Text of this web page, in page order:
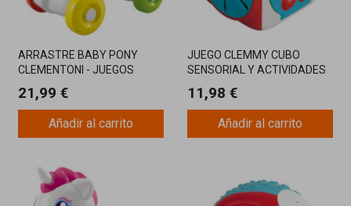
ARRASTRE BABY PONY
CLEMENTONI - JUEGOS
21,99 €
Añadir al carrito
JUEGO CLEMMY CUBO
SENSORIAL Y ACTIVIDADES
11,98 €
Añadir al carrito